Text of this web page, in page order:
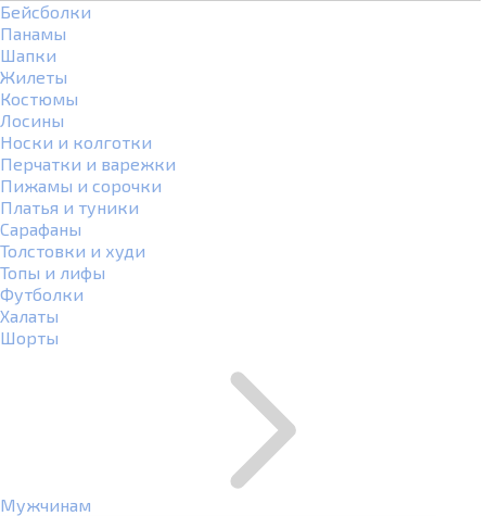
Бейсболки
Панамы
Шапки
Жилеты
Костюмы
Лосины
Носки и колготки
Перчатки и варежки
Пижамы и сорочки
Платья и туники
Сарафаны
Толстовки и худи
Топы и лифы
Футболки
Халаты
Шорты
Мужчинам